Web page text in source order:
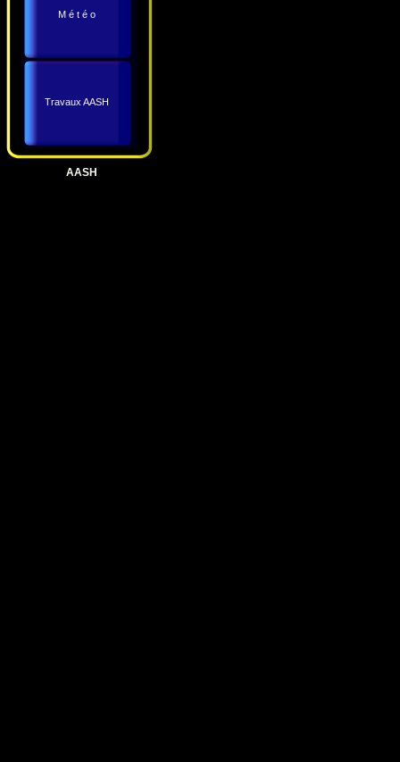
M é t é o
Travaux AASH
AASH